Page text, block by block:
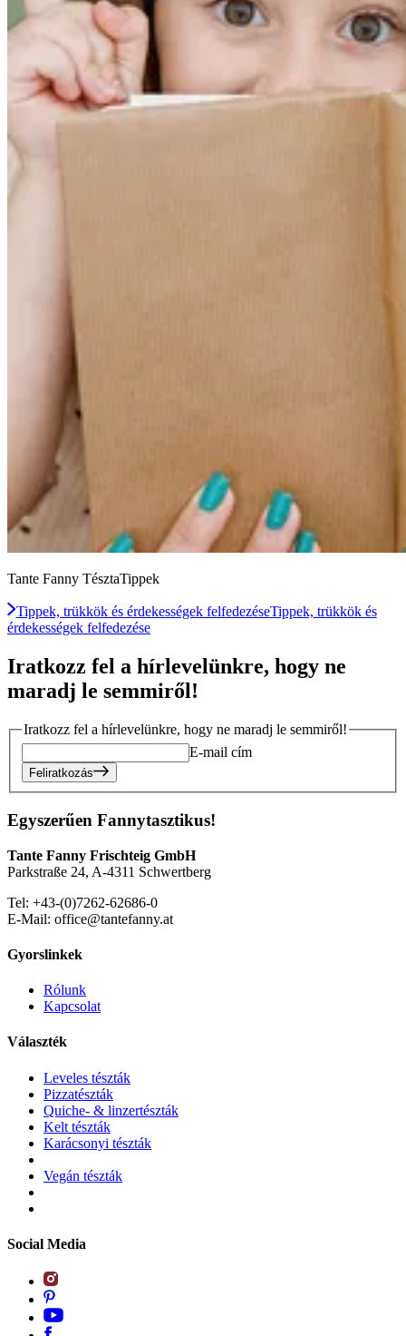
Tante Fanny TésztaTippek
Tippek, trükkök és érdekességek felfedezéseTippek, trükkök és
érdekességek felfedezése
Iratkozz fel a hírlevelünkre, hogy ne
maradj le semmiről!
Iratkozz fel a hírlevelünkre, hogy ne maradj le semmiről!
E-mail cím
Feliratkozás
Egyszerűen Fannytasztikus!
Tante Fanny Frischteig GmbH
Parkstraße 24, A-4311 Schwertberg
Tel: +43-(0)7262-62686-0
E-Mail: office@tantefanny.at
Gyorslinkek
Rólunk
Kapcsolat
Választék
Leveles tészták
Pizzatészták
Quiche- & linzertészták
Kelt tészták
Karácsonyi tészták
Vegán tészták
Social Media